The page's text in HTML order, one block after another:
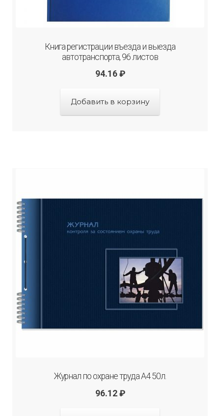
Книга регистрации въезда и выезда
автотранспорта, 96 листов
94.16 ₽
Добавить в корзину
Журнал по охране труда А4 50л.
96.12 ₽